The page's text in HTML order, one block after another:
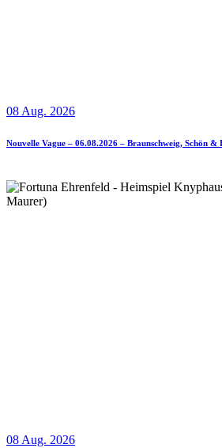
08 Aug. 2026
Nouvelle Vague – 06.08.2026 – Braunschweig, Schön &
08 Aug. 2026